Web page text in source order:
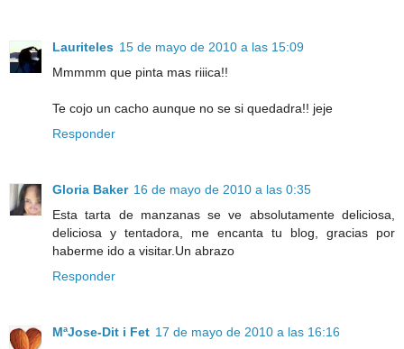
Lauriteles 15 de mayo de 2010 a las 15:09
Mmmmm que pinta mas riiica!!
Te cojo un cacho aunque no se si quedadra!! jeje
Responder
Gloria Baker 16 de mayo de 2010 a las 0:35
Esta tarta de manzanas se ve absolutamente deliciosa,
deliciosa y tentadora, me encanta tu blog, gracias por
haberme ido a visitar.Un abrazo
Responder
MªJose-Dit i Fet 17 de mayo de 2010 a las 16:16